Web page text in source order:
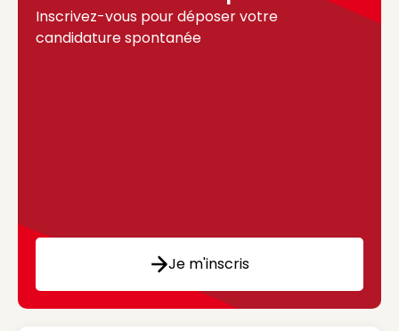
Inscrivez-vous pour déposer votre
candidature spontanée
Je m'inscris